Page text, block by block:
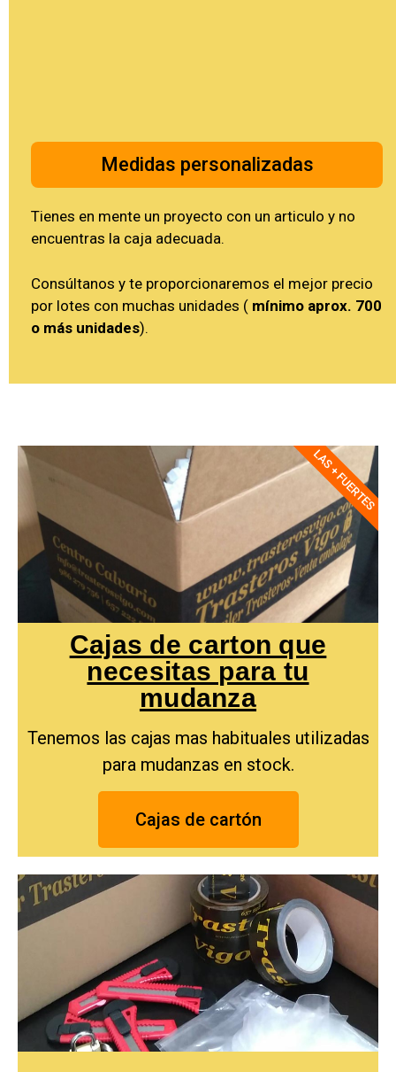
Medidas personalizadas
Tienes en mente un proyecto con un articulo y no
encuentras la caja adecuada.
Consúltanos y te proporcionaremos el mejor precio
por lotes con muchas unidades ( mínimo aprox. 700
o más unidades).
Cajas de carton que
necesitas para tu
mudanza
Tenemos las cajas mas habituales utilizadas
para mudanzas en stock.
Cajas de cartón
LAS + FUERTES